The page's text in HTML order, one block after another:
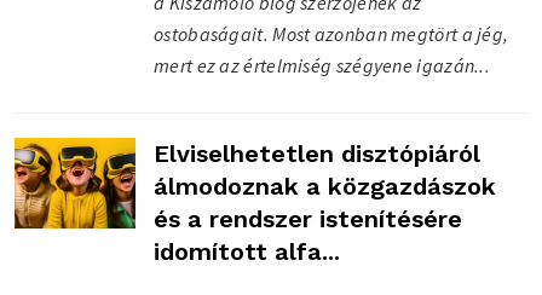
ostobaságait. Most azonban megtört a jég,
mert ez az értelmiség szégyene igazán...
Elviselhetetlen disztópiáról
álmodoznak a közgazdászok
és a rendszer istenítésére
idomított alfa...